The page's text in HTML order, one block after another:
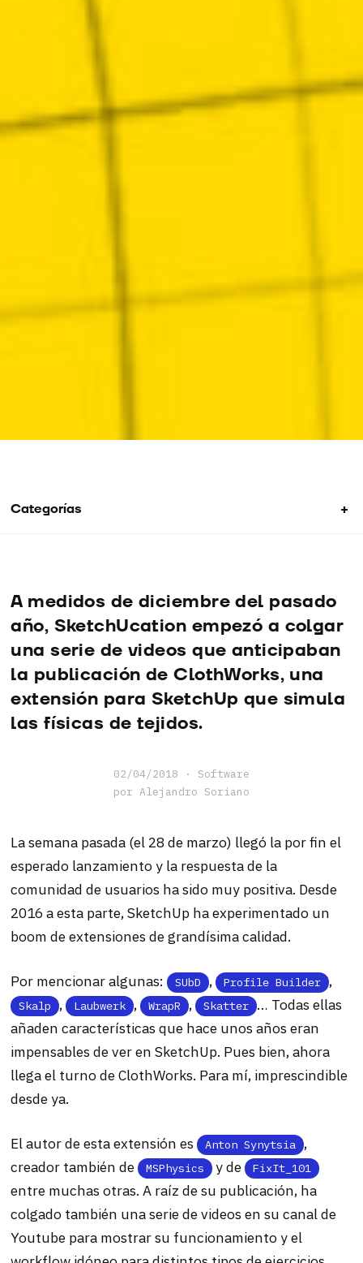
Categorías +
Software
A medidos de diciembre del pasado
año, SketchUcation empezó a colgar
una serie de videos que anticipaban
la publicación de ClothWorks, una
extensión para SketchUp que simula
las físicas de tejidos.
02/04/2018 · Software
por Alejandro Soriano
La semana pasada (el 28 de marzo) llegó la por fin el
esperado lanzamiento y la respuesta de la
comunidad de usuarios ha sido muy positiva. Desde
2016 a esta parte, SketchUp ha experimentado un
boom de extensiones de grandísima calidad.
Por mencionar algunas: SUbD , Profile Builder ,
Skalp , Laubwerk , WrapR , Skatter
… Todas ellas
añaden características que hace unos años eran
impensables de ver en SketchUp. Pues bien, ahora
llega el turno de ClothWorks. Para mí, imprescindible
desde ya.
El autor de esta extensión es Anton Synytsia
,
creador también de MSPhysics y de FixIt_101
entre muchas otras. A raíz de su publicación, ha
colgado también una serie de videos en su canal de
Youtube para mostrar su funcionamiento y el